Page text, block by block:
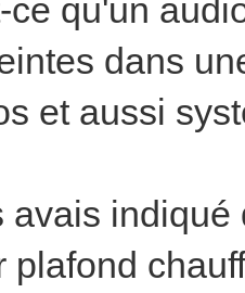
ce qu'un
dans
et aussi
avais
plafond